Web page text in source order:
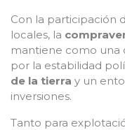
Con la participación
locales, la
mantiene como una
por la estabilidad
de la tierra y un
inversiones.
Tanto para